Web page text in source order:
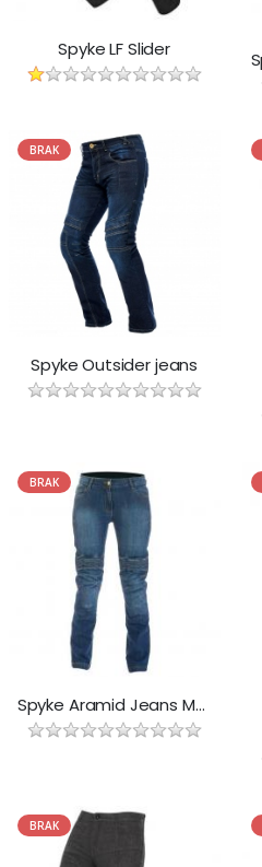
Spyke LF Slider
BRAK
Spyke Outsider jeans
BRAK
Spyke Aramid Jeans Man
BRAK